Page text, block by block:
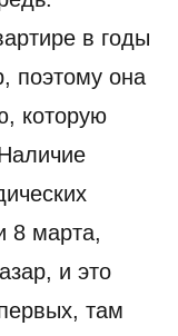
в годы
поэтому она
которую
8 марта,
и это
там